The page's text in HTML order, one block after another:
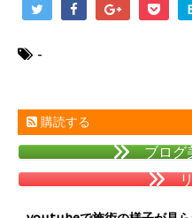
-
購読する
ブログ